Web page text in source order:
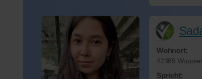
Wohnort:
42389
Spricht: